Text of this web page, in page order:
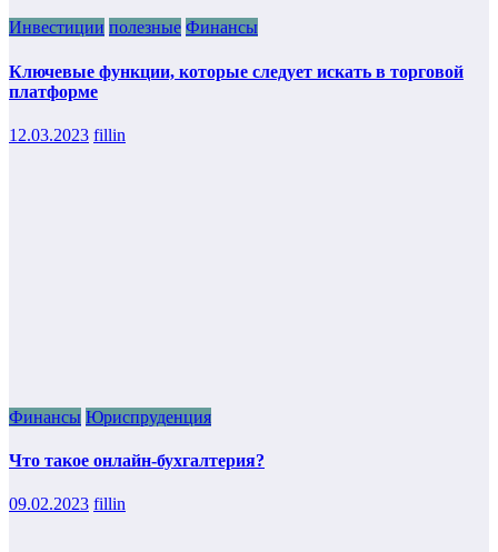
Инвестиции полезные Финансы
Ключевые функции, которые следует искать в торговой
платформе
12.03.2023 fillin
Финансы Юриспруденция
Что такое онлайн-бухгалтерия?
09.02.2023 fillin